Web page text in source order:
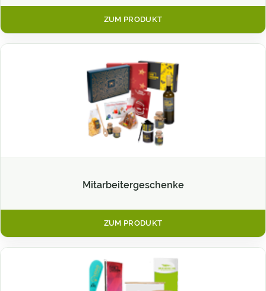
ZUM PRODUKT
Mitarbeitergeschenke
ZUM PRODUKT